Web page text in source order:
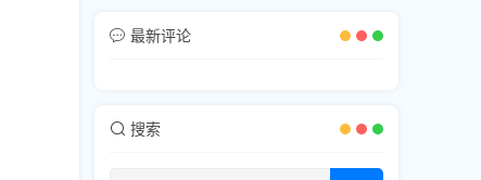
最新评论
搜索